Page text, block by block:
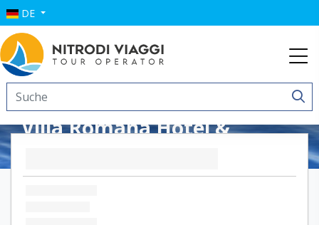
DE
Villa Romana Hotel &